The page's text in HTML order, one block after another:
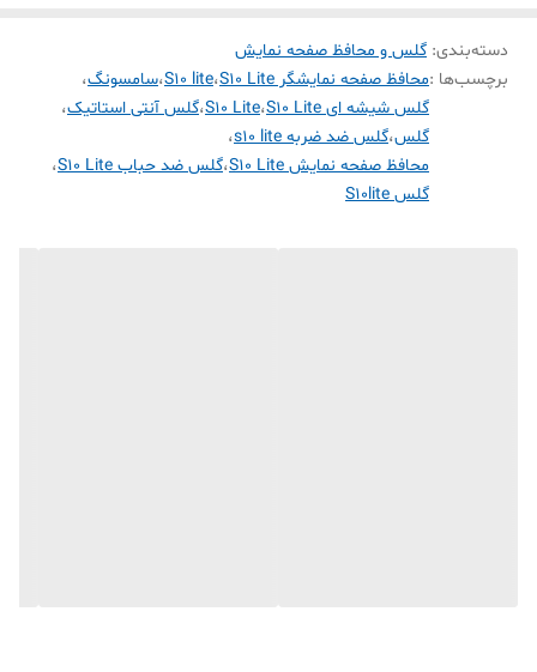
مقاوم در برابر چربی و اثرانگشت✅
مقاوم در برابر خط و خش✅
دسته‌بندی: گلس و محافظ صفحه نمایش
برچسب‌ها :محافظ صفحه نمایشگر S10 Lite ،S10 lite،سامسونگ،
گلس شیشه ای S10 Lite
،S10 Lite،گلس آنتی استاتیک،
گلس،گلس ضد ضربه s10 lite
،
محافظ صفحه نمایش S10 Lite
،گلس ضد حباب S10 Lite
،
گلس S10lite